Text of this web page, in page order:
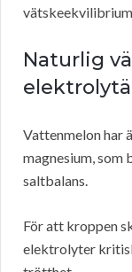
Naturlig
Vattenmelon har
magnesium,
saltbalans.
För att kroppen
elektrolyter